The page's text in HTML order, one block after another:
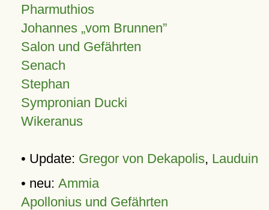
Pharmuthios
Johannes vom Brunnen
Salon und Gefährten
Senach
Stephan
Sympronian Ducki
Wikeranus
• Update: Gregor von Dekapolis, Lauduin
• neu: Ammia
Apollonius und Gefährten